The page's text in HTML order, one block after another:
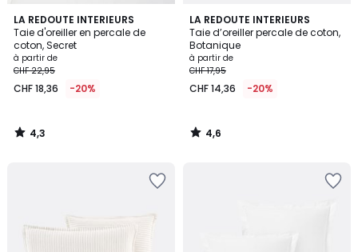
LA REDOUTE INTERIEURS
Taie d'oreiller en percale de
coton, Secret
à partir de
CHF 22,95
CHF 18,36 -20%
4,3
/ 5
4,3
/
LA REDOUTE INTERIEURS
Taie d’oreiller percale de coton,
Botanique
à partir de
CHF 17,95
CHF 14,36 -20%
4,6
/ 5
4,6
/